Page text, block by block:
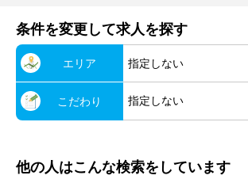
条件を変更して求人を探す
エリア 指定しない
こだわり 指定しない
他の人はこんな検索をしています